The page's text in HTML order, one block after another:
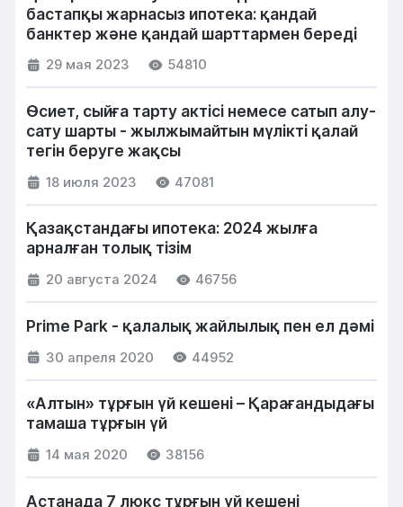
бастапқы жарнасыз ипотека: қандай
банктер және қандай шарттармен береді
29 мая 2023 54810
Өсиет, сыйға тарту актісі немесе сатып алу-
сату шарты - жылжымайтын мүлікті қалай
тегін беруге жақсы
18 июля 2023 47081
Қазақстандағы ипотека: 2024 жылға
арналған толық тізім
20 августа 2024 46756
Prime Park - қалалық жайлылық пен ел дәмі
30 апреля 2020 44952
«Алтын» тұрғын үй кешені – Қарағандыдағы
тамаша тұрғын үй
14 мая 2020 38156
Астанада 7 люкс тұрғын үй кешені